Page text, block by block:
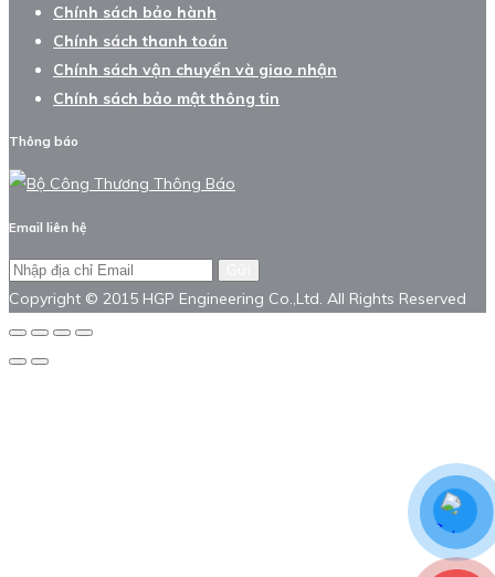
Chính sách bảo hành
Chính sách thanh toán
Chính sách vận chuyển và giao nhận
Chính sách bảo mật thông tin
Thông báo
Email liên hệ
Copyright © 2015 HGP Engineering Co.,Ltd. All Rights Reserved